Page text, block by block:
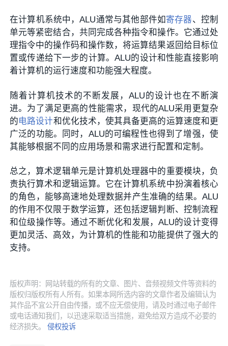
在计算机系统中，ALU通常与其他部件如寄存器、控制
单元等紧密结合，共同完成各种指令和操作。它通过处
理指令中的操作码和操作数，将运算结果返回给目标位
置或传递给下一步的计算。ALU的设计和性能直接影响
着计算机的运行速度和功能强大程度。
随着计算机技术的不断发展，ALU的设计也在不断演
进。为了满足更高的性能需求，现代的ALU采用更复杂
的电路设计和优化技术，使其具备更高的运算速度和更
广泛的功能。同时，ALU的可编程性也得到了增强，使
其能够根据不同的应用场景和需求进行配置和定制。
总之，算术逻辑单元是计算机处理器中的重要模块，负
责执行算术和逻辑运算。它在计算机系统中扮演着核心
的角色，能够高速地处理数据并产生准确的结果。ALU
的作用不仅限于数学运算，还包括逻辑判断、控制流程
和位级操作等。通过不断优化和发展，ALU的设计变得
更加灵活、高效，为计算机的性能和功能提供了强大的
支持。
版权声明：网站转载的所有的文章、图片、音频视频文件等资料的
版权归版权所有人所有。如果本网所选内容的文章作者及编辑认为
其作品不宜公开自由传播，或不应无偿使用，请及时通过电子邮件
或电话通知我们，以迅速采取适当措施，避免给双方造成不必要的
经济损失。侵权投诉